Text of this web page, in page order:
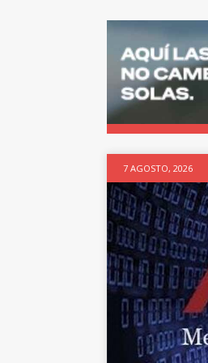
7 AGOSTO, 2026